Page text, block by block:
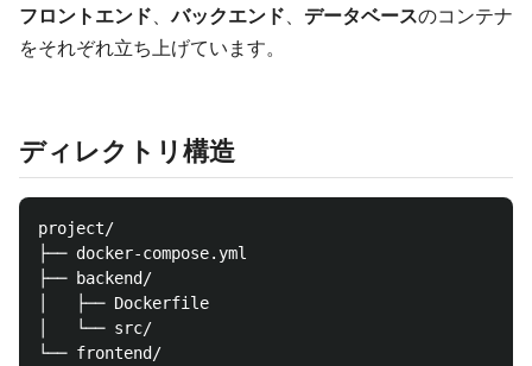
フロントエンド 、バックエンド データベースのコンテナ
をそれぞれ立ち上げています。
ディレクトリ構造
project/
├── docker-compose.yml
├── backend/
│   ├── Dockerfile
│   └── src/
└── frontend/